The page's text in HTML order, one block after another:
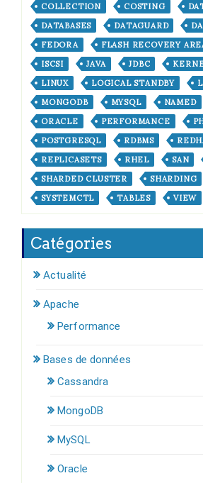
COLLECTION
COSTING
DATABASES
DATAGUARD
FEDORA
FLASH RECOVERY
ISCSI
JAVA JDBC
LINUX
LOGICAL STANDBY
MONGODB
MYSQL NAMED
ORACLE
PERFORMANCE
POSTGRESQL
RDBMS
REPLICASETS
RHEL SAN
SHARDED CLUSTER
SHARDING
SYSTEMCTL
TABLES VIEW
Catégories
Actualité
Apache
Performance
Bases de données
Cassandra
MongoDB
MySQL
Oracle